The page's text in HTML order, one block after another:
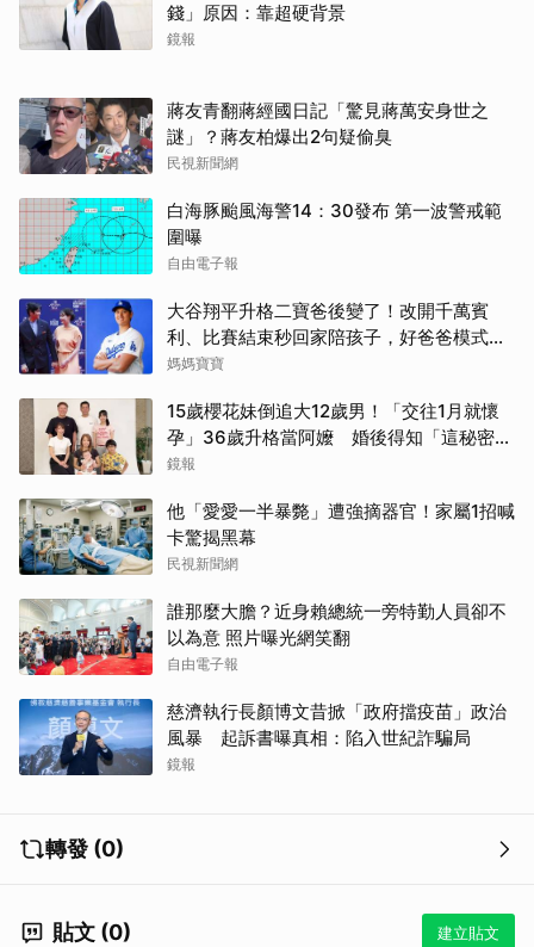
錢」原因：靠超硬背景
鏡報
蔣友青翻蔣經國日記「驚見蔣萬安身世之
謎」？蔣友柏爆出2句疑偷臭
民視新聞網
白海豚颱風海警14：30發布 第一波警戒範
圍曝
自由電子報
大谷翔平升格二寶爸後變了！改開千萬賓
利、比賽結束秒回家陪孩子，好爸爸模式全
開
媽媽寶寶
15歲櫻花妹倒追大12歲男！「交往1月就懷
孕」36歲升格當阿嬤 婚後得知「這秘密」
傻眼了
鏡報
他「愛愛一半暴斃」遭強摘器官！家屬1招喊
卡驚揭黑幕
民視新聞網
誰那麼大膽？近身賴總統一旁特勤人員卻不
以為意 照片曝光網笑翻
自由電子報
慈濟執行長顏博文昔掀「政府擋疫苗」政治
風暴 起訴書曝真相：陷入世紀詐騙局
鏡報
轉發 (0)
貼文 (0) 建立貼文